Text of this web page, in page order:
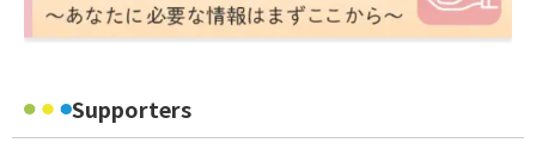
Supporters